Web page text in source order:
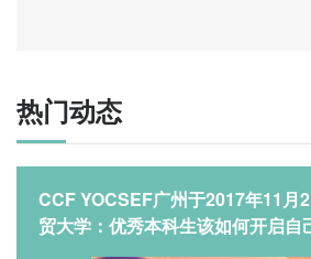
热门动态
CCF YOCSEF广州于2017年11月
贸大学：优秀本科生该如何开启自